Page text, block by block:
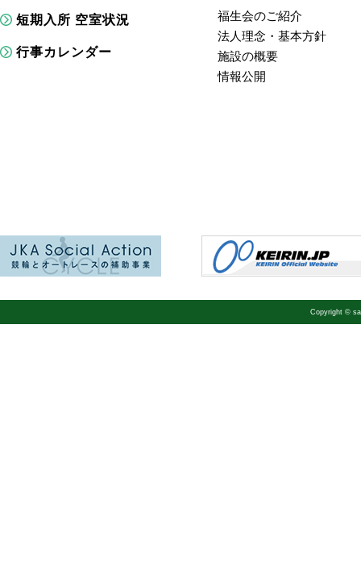
短期入所 空室状況
行事カレンダー
福生会のご紹介
法人理念・基本方針
施設の概要
情報公開
Copyright ©